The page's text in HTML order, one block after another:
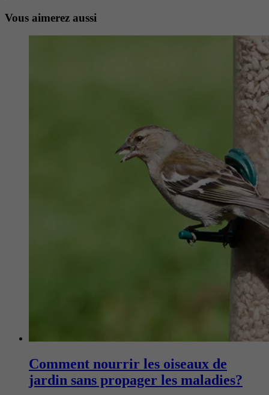
Vous aimerez aussi
Comment nourrir les oiseaux de
jardin sans propager les maladies?